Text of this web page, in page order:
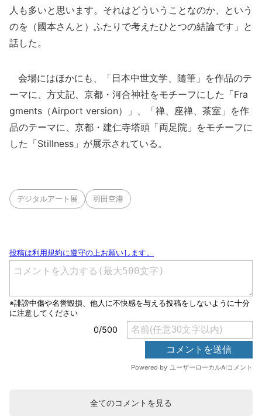
人も多いと思います。それはどういうことなのか、という
のを（國本さんと）ふたりで考えたひとつの結論です」と
話した。
会場にはほかにも、「日本中世文学、随筆」を作品のテ
ーマに、方丈記、京都・河合神社をモチーフにした「Fra
gments（Airport version）」、「禅、座禅、茶室」を作
品のテーマに、京都・建仁寺塔頭「両足院」をモチーフに
した「Stillness」が展示されている。
デジタルアート展 羽田空港
全てのコメントを見る